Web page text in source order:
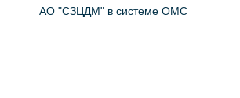
АО "СЗЦДМ" в системе ОМС